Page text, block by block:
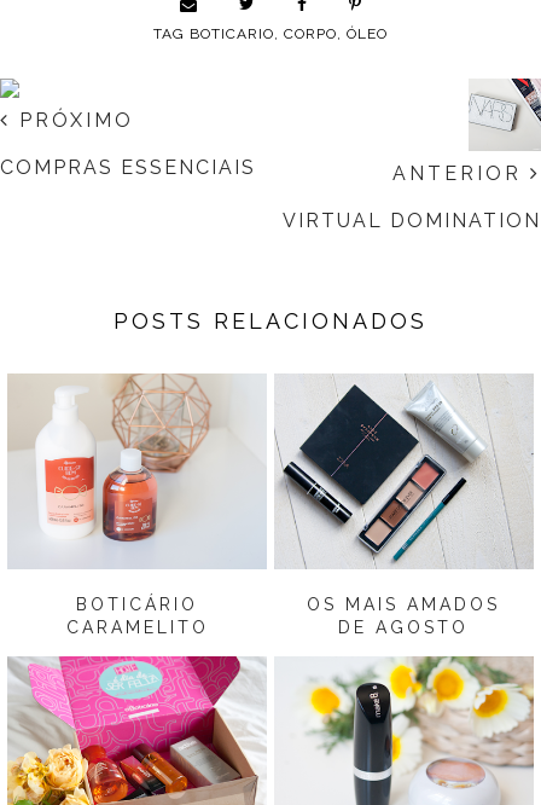
TAG BOTICARIO, CORPO, ÓLEO
ANTERIOR
VIRTUAL DOMINATION
PRÓXIMO
COMPRAS ESSENCIAIS
POSTS RELACIONADOS
BOTICÁRIO
CARAMELITO
OS MAIS AMADOS
DE AGOSTO